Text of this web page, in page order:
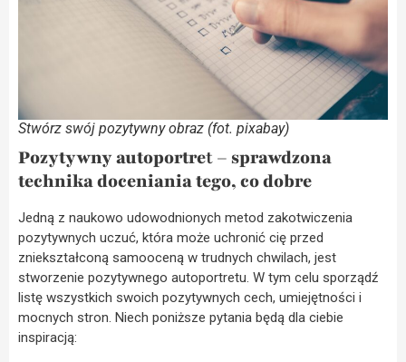
Stwórz swój pozytywny obraz (fot. pixabay)
Pozytywny autoportret– sprawdzona
technika doceniania tego, co dobre
Jedną z naukowo udowodnionych metod zakotwiczenia
pozytywnych uczuć, która może uchronić cię przed
zniekształconą samooceną w trudnych chwilach, jest
stworzenie pozytywnego autoportretu. W tym celu sporządź
listę wszystkich swoich pozytywnych cech, umiejętności i
mocnych stron. Niech poniższe pytania będą dla ciebie
inspiracją: